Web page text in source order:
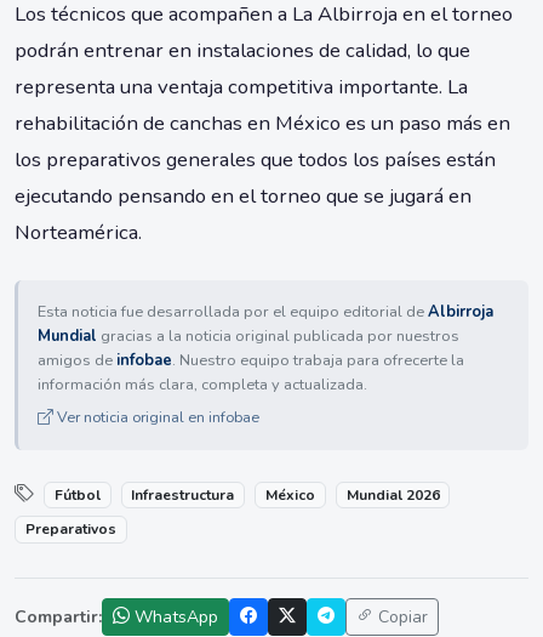
Los técnicos que acompañen a La Albirroja en el torneo
podrán entrenar en instalaciones de calidad, lo que
representa una ventaja competitiva importante. La
rehabilitación de canchas en México es un paso más en
los preparativos generales que todos los países están
ejecutando pensando en el torneo que se jugará en
Norteamérica.
Esta noticia fue desarrollada por el equipo editorial deAlbirroja
Mundial gracias a la noticia original publicada por nuestros
amigos de infobae. Nuestro equipo trabaja para ofrecerte la
información más clara, completa y actualizada.
Ver noticia original en infobae
Fútbol Infraestructura México
Mundial 2026
Preparativos
Compartir: WhatsApp Copiar